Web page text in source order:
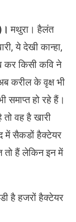
। मथुरा। हैलंत
ये देखी कान्हा,
कर किसी कवि ने
करील के वृक्ष भी
समाप्त हो रहे हैं।
वह है खारी
में सैकडों हैक्टेयर
तो हैं लेकिन इन में
है हजरों हैक्टेयर